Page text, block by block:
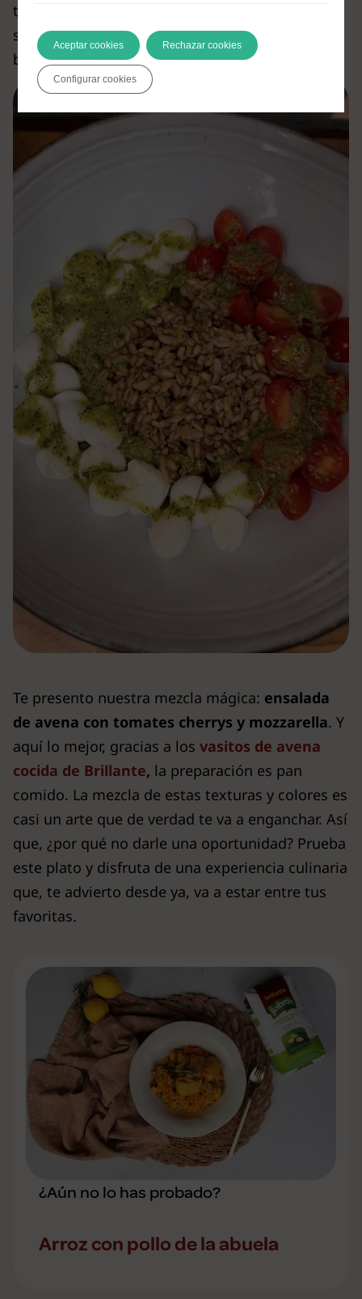
todo en un
suavemente para asegurarte de que cada
bocado esté lleno de sabor.
Te presento nuestra mezcla mágica: ensalada
de avena con tomates cherrys y mozzarella. Y
aquí lo mejor, gracias a los vasitos de avena
cocida de Brillante, la preparación es pan
comido. La mezcla de estas texturas y colores es
casi un arte que de verdad te va a enganchar. Así
que, ¿por qué no darle una oportunidad? Prueba
este plato y disfruta de una experiencia culinaria
que, te advierto desde ya, va a estar entre tus
favoritas.
¿Aún no lo has probado?
Arroz con pollo de la abuela
Aceptar cookies Rechazar cookies
Configurar cookies